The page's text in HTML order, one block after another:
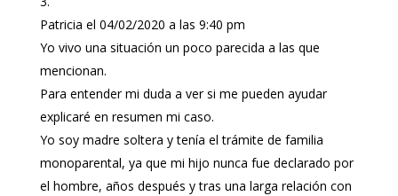
Patricia el 04/02/2020 a las 9:40 pm
Yo vivo una situación un poco parecida a las que
mencionan.
Para entender mi duda a ver si me pueden ayudar
explicaré en resumen mi caso.
Yo soy madre soltera y tenía el trámite de familia
monoparental, ya que mi hijo nunca fue declarado por
el hombre, años después y tras una larga relación con